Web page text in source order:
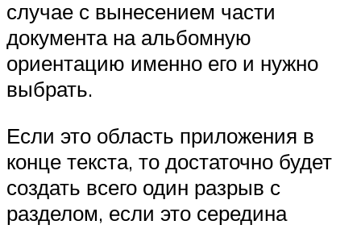
случае с вынесением части
документа на альбомную
ориентацию именно его и нужно
выбрать.
Если это область приложения в
конце текста, то достаточно будет
создать всего один разрыв с
разделом, если это середина